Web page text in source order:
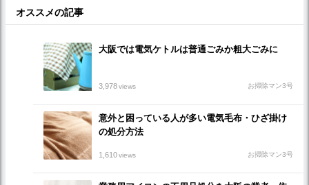
オススメの記事
大阪では電気ケトルは普通ごみか粗大ごみに
3,978views お掃除マン3号
意外と困っている人が多い電気毛布・ひざ掛け
の処分方法
1,610views お掃除マン3号